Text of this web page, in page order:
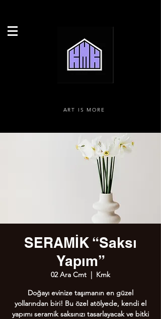
ART IS MORE
SERAMİK “Saksı
Yapım”
02 Ara Cmt
  |
Kmk
Doğayı evinize taşımanın en güzel
yollarından biri! Bu özel atölyede, kendi el
yapımı seramik saksınızı tasarlayacak ve bitki